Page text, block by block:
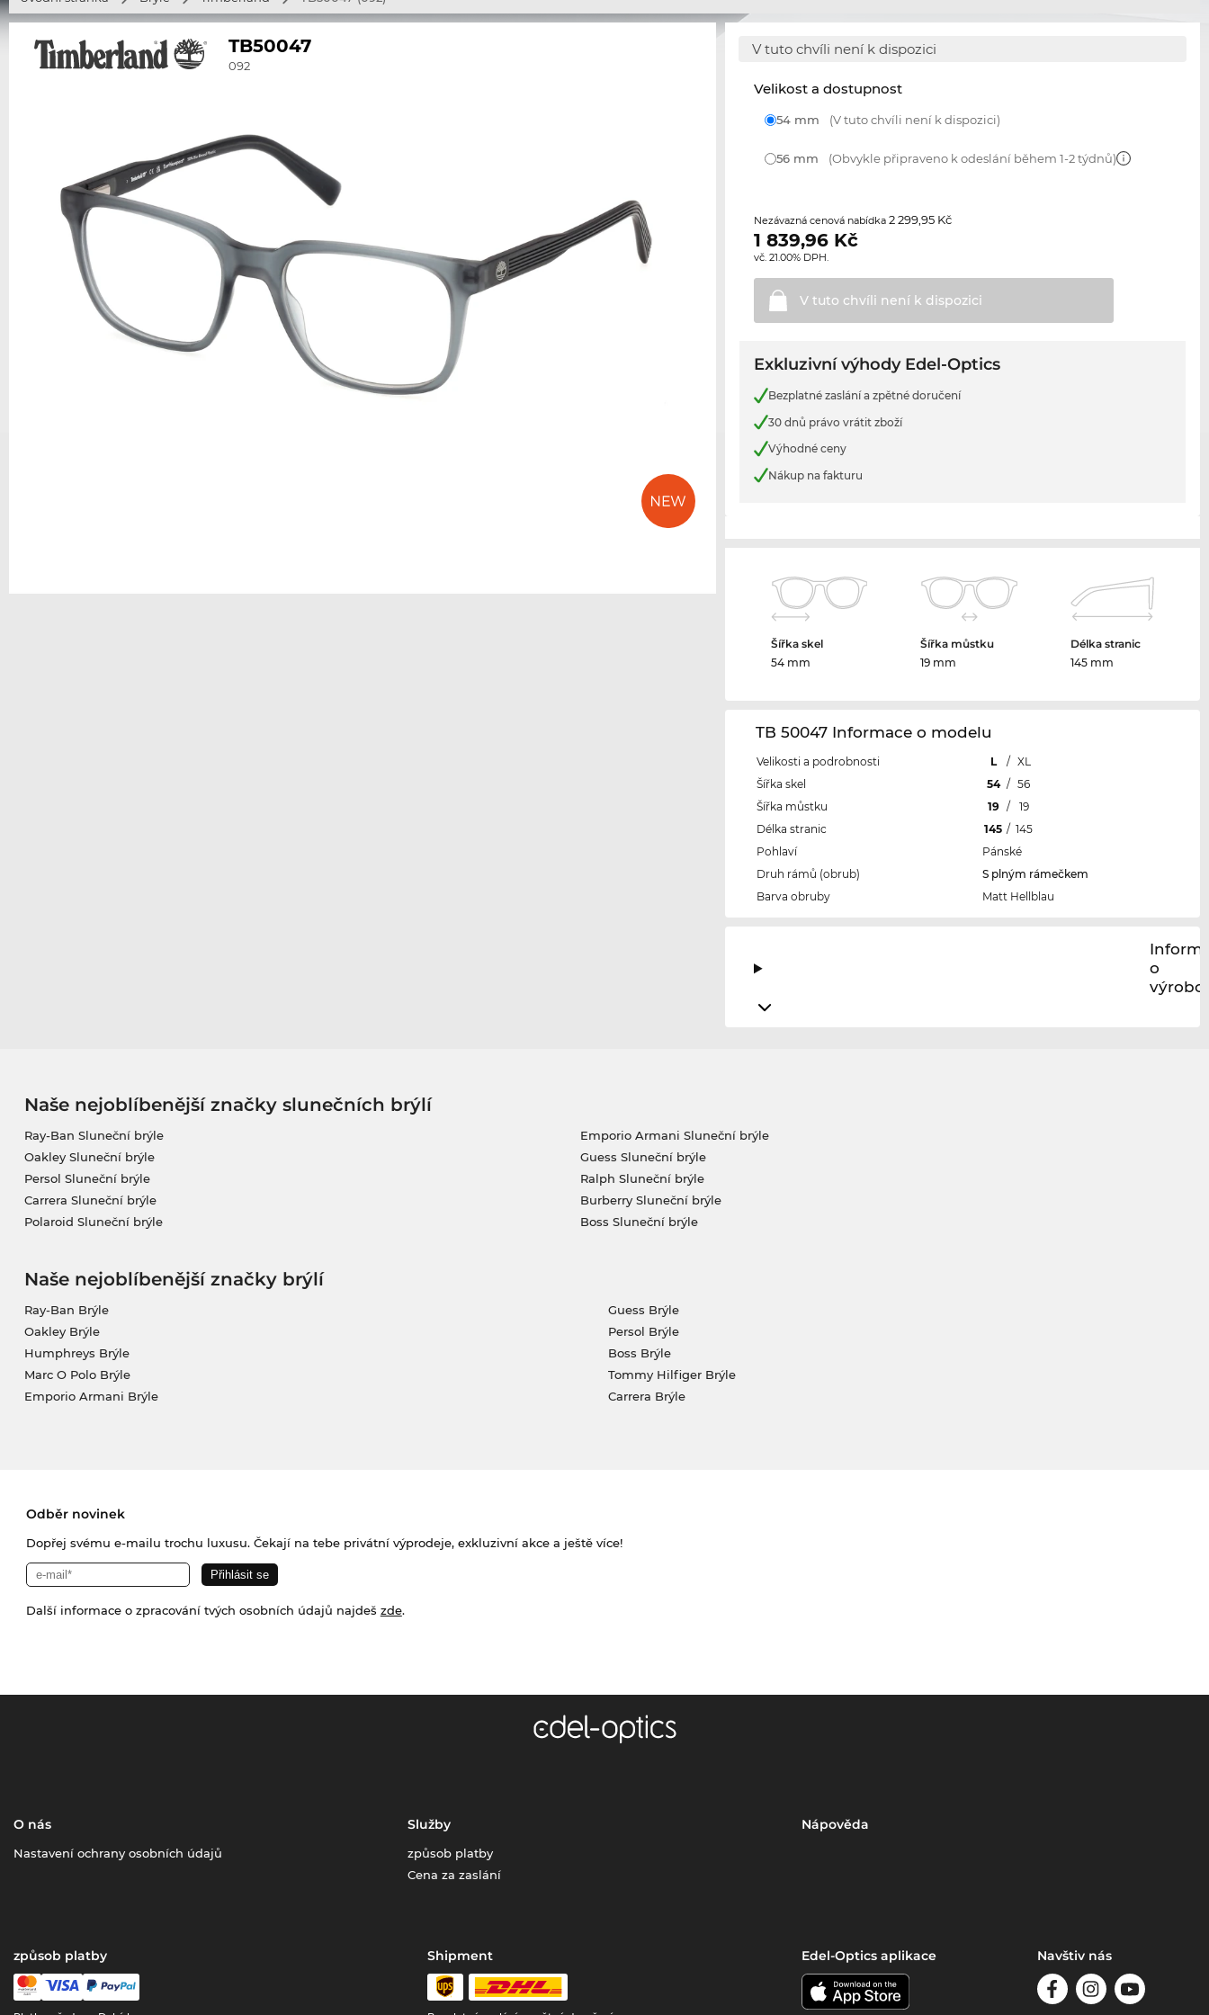
TB50047
092
V tuto chvíli není k dispozici
Velikost a dostupnost
54 mm (V tuto chvíli není k dispozici)
56 mm (Obvykle připraveno k odeslání během 1-2 týdnů)
Nezávazná cenová nabídka2 299,95 Kč
1 839,96 Kč
vč. 21.00% DPH.
V tuto chvíli není k dispozici
Exkluzivní výhody Edel-Optics
Bezplatné zaslání a zpětné doručení
30 dnů právo vrátit zboží
Výhodné ceny
Nákup na fakturu
Šířka skel
54 mm
Šířka můstku
19 mm
Délka stranic
145 mm
TB 50047 Informace o modelu
Velikosti a podrobnosti L / XL
Šířka skel
54 / 56
Šířka můstku
19 /
19
Délka stranic
145 / 145
Pohlaví
Pánské
Druh rámů (obrub)
S plným rámečkem
Barva obruby
Matt Hellblau
o
výrobci
Naše nejoblíbenější značky slunečních brýlí
Ray-Ban Sluneční brýle
Oakley Sluneční brýle
Persol Sluneční brýle
Carrera Sluneční brýle
Polaroid Sluneční brýle
Emporio Armani Sluneční brýle
Guess Sluneční brýle
Ralph Sluneční brýle
Burberry Sluneční brýle
Boss Sluneční brýle
Naše nejoblíbenější značky brýlí
Ray-Ban Brýle
Oakley Brýle
Humphreys Brýle
Marc O Polo Brýle
Emporio Armani Brýle
Guess Brýle
Persol Brýle
Boss Brýle
Tommy Hilfiger Brýle
Carrera Brýle
Odběr novinek
Dopřej svému e-mailu trochu luxusu. Čekají na tebe privátní výprodeje, exkluzivní akce a ještě více!
Další informace o zpracování tvých osobních údajů najdeš zde.
O nás
Nastavení ochrany osobních údajů
Služby
způsob platby
Cena za zaslání
Nápověda
způsob platby Shipment Edel-Optics aplikace Navštiv nás